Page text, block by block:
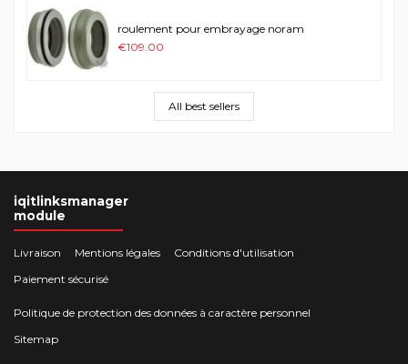
roulement pour embrayage noram
€109.00
All best sellers
iqitlinksmanager
module
Livraison Mentions légales
Conditions d'utilisation
Paiement sécurisé
Politique de protection des données à caractère personnel
Sitemap